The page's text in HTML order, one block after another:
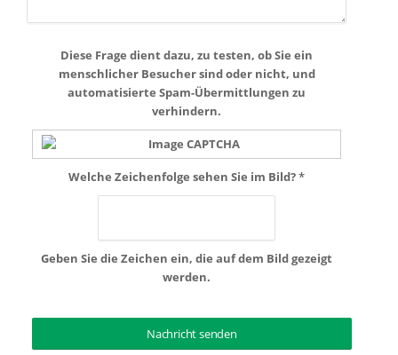
Diese Frage dient dazu, zu testen, ob Sie ein
menschlicher Besucher sind oder nicht, und
automatisierte Spam-Übermittlungen zu
verhindern.
Welche Zeichenfolge sehen Sie im Bild?*
Geben Sie die Zeichen ein, die auf dem Bild gezeigt
werden.